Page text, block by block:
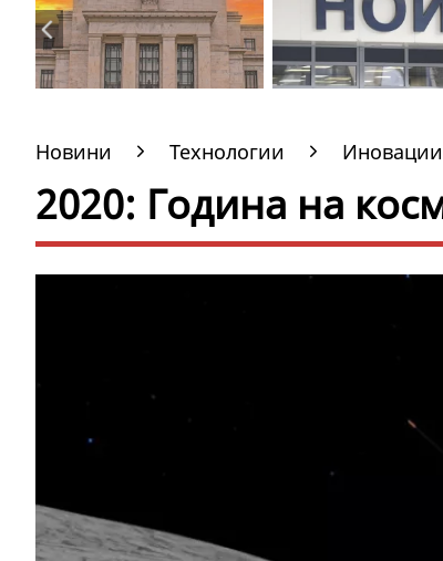
Новини Технологии
2020: Година на